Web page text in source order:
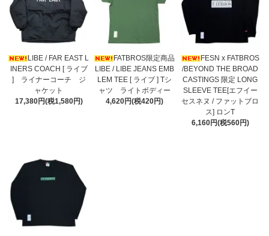
LIBE / FAR EAST L
INERS COACH [ ライブ
] ライナーコーチ ジ
ャケット
17,380円(税1,580円)
FATBROS限定商品
LIBE / LIBE JEANS EMB
LEM TEE [ ライブ ] Tシ
ャツ ライトボディー
4,620円(税420円)
FESN x FATBROS
/BEYOND THE BROAD
CASTINGS 限定 LONG
SLEEVE TEE[エフイー
セスネヌ / ファットブロ
ス] ロンT
6,160円(税560円)